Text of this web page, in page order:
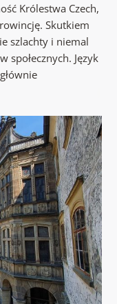
Królestwa Czech,
Skutkiem
szlachty i niemal
społecznych. Język